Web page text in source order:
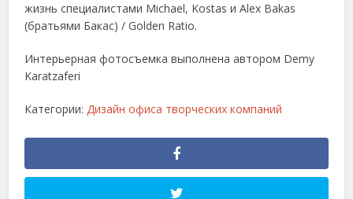
жизнь специалистами Michael, Kostas и Alex Bakas
(братьями Бакас) / Golden Ratio.
Интерьерная фотосъемка выполнена автором Demy
Karatzaferi
Категории:Дизайн офиса творческих компаний